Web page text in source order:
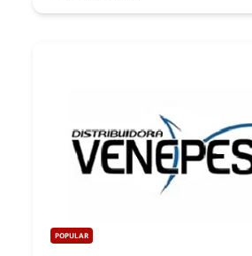
POPULAR